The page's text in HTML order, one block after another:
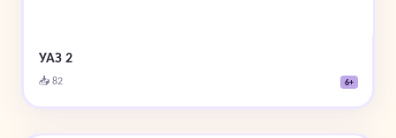
УАЗ 2
📥 82 6+